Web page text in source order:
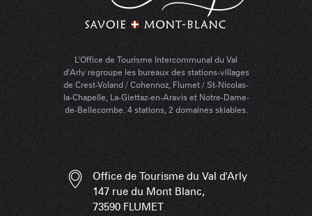
L'Office de Tourisme Intercommunal du Val
d'Arly regroupe les bureaux des stations-villages
de Crest-Voland / Cohennoz, Flumet / St-Nicolas-
la-Chapelle, La-Giettaz-en-Aravis et Notre-Dame-
de-Bellecombe. 4 stations, 2 domaines skiables.
Office de Tourisme du Val d'Arly
147 rue du Mont Blanc,
73590 FLUMET